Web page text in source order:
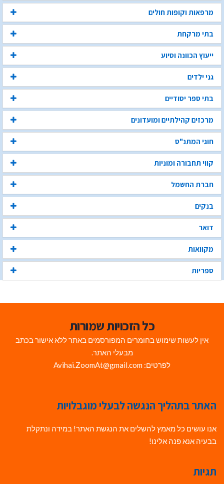
מרפאות וקופות חולים
בתי מרקחת
ייעוץ הכוונה וסיוע
גני ילדים
בתי ספר יסודיים
מרכזים קהילתיים ומועדונים
חוגי המתנ"ס
קווי תחבורה ומוניות
חברת החשמל
בנקים
דואר
מקוואות
ספריות
כל הזכויות שמורות
אין לעשות שימוש בחומרים המפורסמים באתר ללא אישור בכתב
מבעלי האתר.
לפרטים: Avihai.ZoomAt@gmail.com
האתר בתהליך הנגשה לבעלי מוגבלויות
אנו עושים כל מאמץ להשלים את הנגשת האתר! במידה ונתקלת
בבעיה אנא פנה אלינו!
תגיות